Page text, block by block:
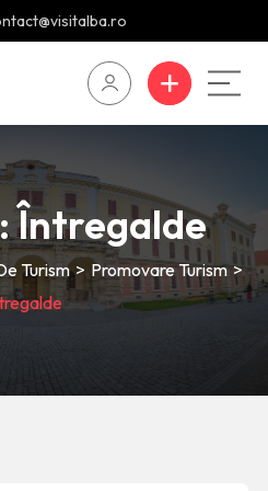
Întregalde
Turism> Promovare Turism>